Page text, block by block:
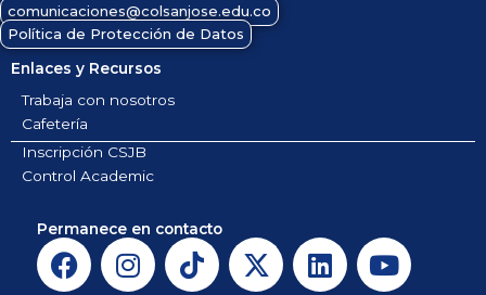
comunicaciones@colsanjose.edu.co
Política de Protección de Datos
Enlaces y Recursos
Trabaja con nosotros
Cafetería
Inscripción CSJB
Control Academic
Permanece en contacto
F
a
I
n
T
i
X
-
L
i
Y
o